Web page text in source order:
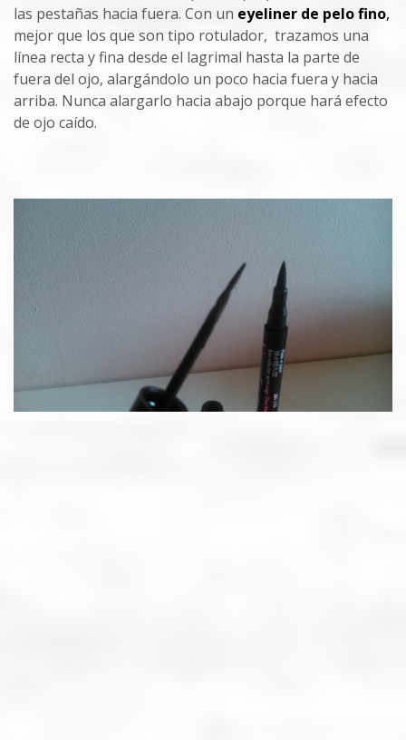
las pestañas hacia fuera. Con un eyeliner de pelo fino,
mejor que los que son tipo rotulador, trazamos una
línea recta y fina desde el lagrimal hasta la parte de
fuera del ojo, alargándolo un poco hacia fuera y hacia
arriba. Nunca alargarlo hacia abajo porque hará efecto
de ojo caído.